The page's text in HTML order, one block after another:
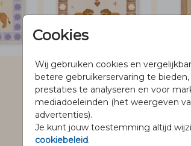
Cookies
Wij gebruiken cookies en
betere gebruikerservaring te
prestaties te analyseren en voor
mediadoeleinden (het weergeven
advertenties).
Je kunt jouw toestemming altijd
cookiebeleid.